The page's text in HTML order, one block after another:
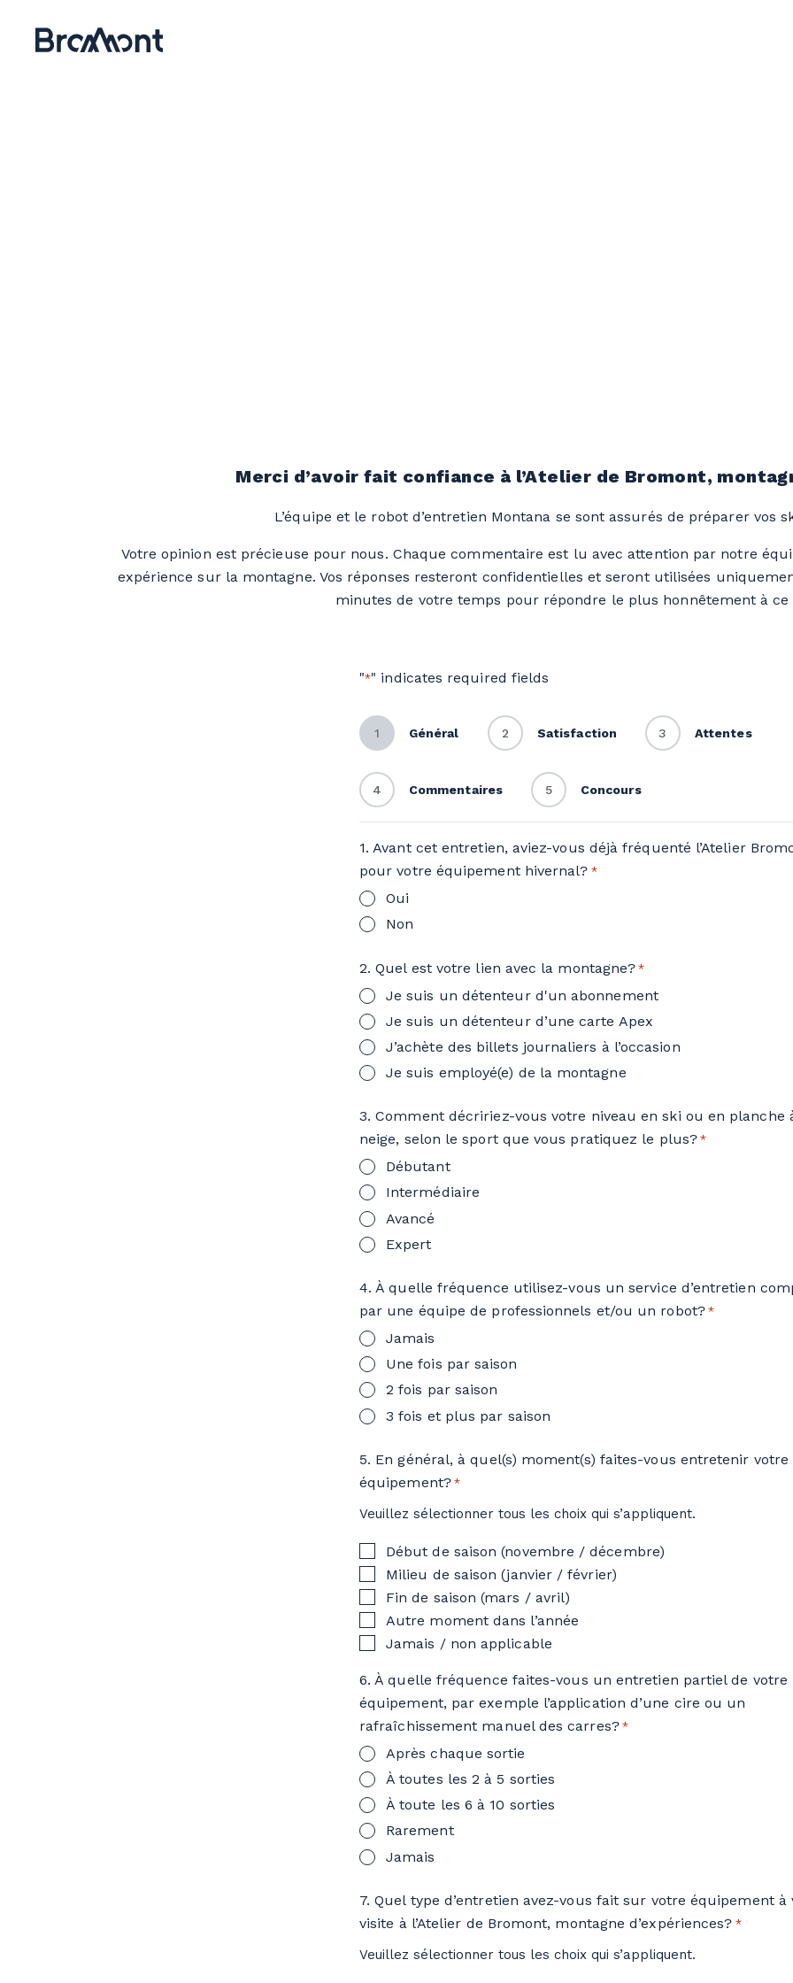
Merci d’avoir fait confiance à l’Atelier de Bromont,
L’équipe et le robot d’entretien Montana se sont assurés de préparer vos
Votre opinion est précieuse pour nous. Chaque commentaire est lu avec attention par notre
expérience sur la montagne. Vos réponses resteront confidentielles et seront utilisées
minutes de votre temps pour répondre le plus honnêtement à ce
"*" indicates required fields
1 Général 2 Satisfaction 3 Attentes
4 Commentaires 5 Concours
1. Avant cet entretien, aviez-vous déjà fréquenté l’Atelier
pour votre équipement hivernal? *
Oui
Non
2. Quel est votre lien avec la montagne? *
Je suis un détenteur d'un abonnement
Je suis un détenteur d’une carte Apex
J’achète des billets journaliers à l’occasion
Je suis employé(e) de la montagne
3. Comment décririez-vous votre niveau en ski ou en planche
neige, selon le sport que vous pratiquez le plus? *
Débutant
Intermédiaire
Avancé
Expert
4. À quelle fréquence utilisez-vous un service d’entretien
par une équipe de professionnels et/ou un robot? *
Jamais
Une fois par saison
2 fois par saison
3 fois et plus par saison
5. En général, à quel(s) moment(s) faites-vous entretenir votre
équipement? *
Veuillez sélectionner tous les choix qui s’appliquent.
Début de saison (novembre / décembre)
Milieu de saison (janvier / février)
Fin de saison (mars / avril)
Autre moment dans l’année
Jamais / non applicable
6. À quelle fréquence faites-vous un entretien partiel de votre
équipement, par exemple l’application d’une cire ou un
rafraîchissement manuel des carres? *
Après chaque sortie
À toutes les 2 à 5 sorties
À toute les 6 à 10 sorties
Rarement
Jamais
7. Quel type d’entretien avez-vous fait sur votre équipement à
visite à l’Atelier de Bromont, montagne d’expériences? *
Veuillez sélectionner tous les choix qui s’appliquent.